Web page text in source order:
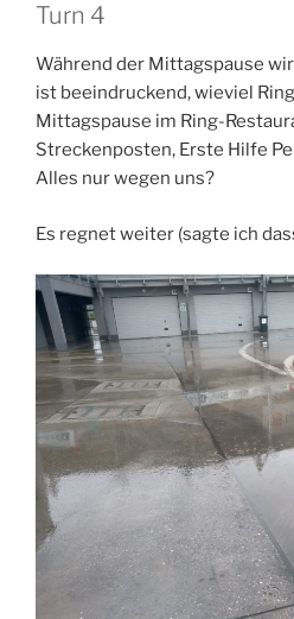
Turn 4
Während der Mittagspause
ist beeindruckend, wieviel
Mittagspause im Ring-
Streckenposten, Erste Hilfe
Alles nur wegen uns?
Es regnet weiter (sagte ich